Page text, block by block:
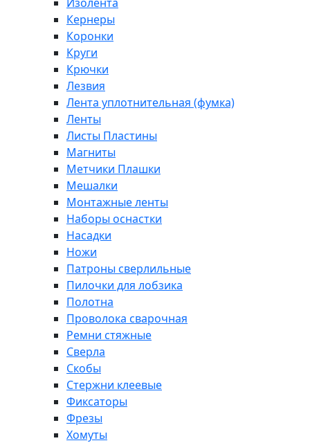
Кернеры
Коронки
Круги
Крючки
Лезвия
Лента уплотнительная (фумка)
Ленты
Листы Пластины
Магниты
Метчики Плашки
Мешалки
Монтажные ленты
Наборы оснастки
Насадки
Ножи
Патроны сверлильные
Пилочки для лобзика
Полотна
Проволока сварочная
Ремни стяжные
Сверла
Скобы
Стержни клеевые
Фиксаторы
Фрезы
Хомуты